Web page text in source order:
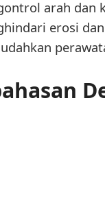
arah dan
erosi